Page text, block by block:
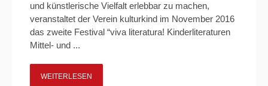
und künstlerische Vielfalt erlebbar zu machen,
veranstaltet der Verein kulturkind im November 2016
das zweite Festival “viva literatura! Kinderliteraturen
Mittel- und ...
WEITERLESEN